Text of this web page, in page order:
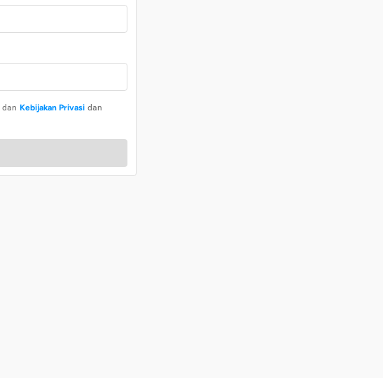
dan Kebijakan Privasi dan